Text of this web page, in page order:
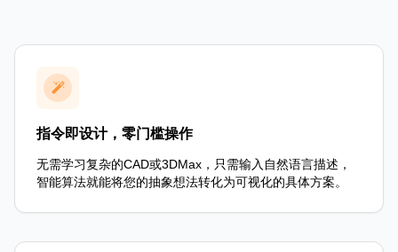
指令即设计，零门槛操作
无需学习复杂的CAD或3DMax，只需输入自然语言描述，
智能算法就能将您的抽象想法转化为可视化的具体方案。